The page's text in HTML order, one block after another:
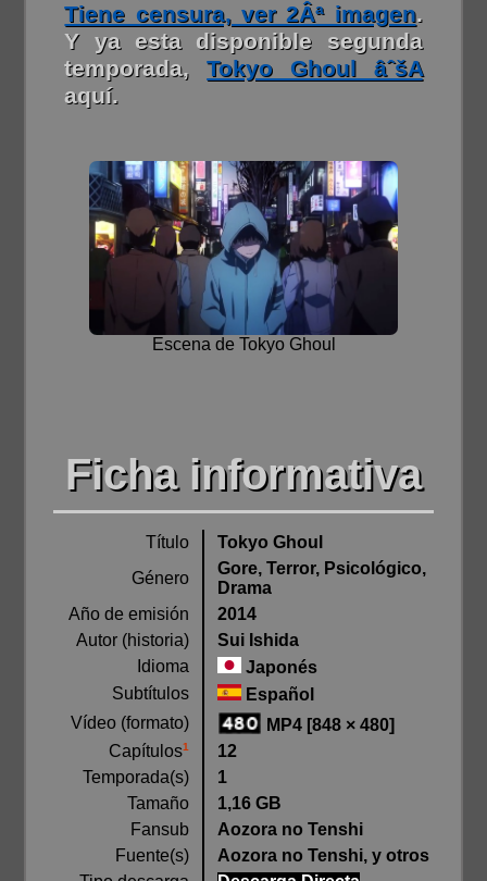
Tiene censura, ver 2Âª imagen.
Y ya esta disponible segunda
temporada,Tokyo Ghoul âˆšA
aquí.
Escena de Tokyo Ghoul
Ficha informativa
Título
Tokyo Ghoul
Género
Gore, Terror, Psicológico,
Drama
Año de emisión
2014
Autor (historia)
Sui Ishida
Idioma
Japonés
Subtítulos
Español
Vídeo (formato)
MP4 [848 × 480]
Capítulos1
12
Temporada(s)
1
Tamaño
1,16 GB
Fansub
Aozora no Tenshi
Fuente(s)
Aozora no Tenshi, y otros